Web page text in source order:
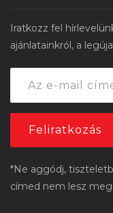
Iratkozz fel
ajánlatainkról, a
*Ne aggódj,
címed nem lesz